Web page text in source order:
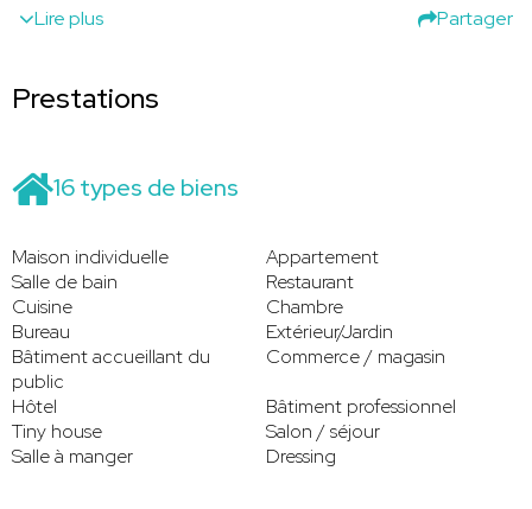
Lire plus
Partager
Prestations
16 types de biens
Maison individuelle
Appartement
Salle de bain
Restaurant
Cuisine
Chambre
Bureau
Extérieur/Jardin
Bâtiment accueillant du
public
Commerce / magasin
Hôtel
Bâtiment professionnel
Tiny house
Salon / séjour
Salle à manger
Dressing